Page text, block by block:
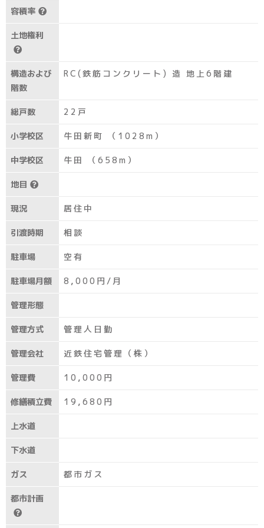
容積率
土地権利
構造および
階数
RC(鉄筋コンクリート) 造 地上6階建
総戸数 22戸
小学校区 牛田新町 （1028m）
中学校区 牛田 （658m）
地目
現況 居住中
引渡時期 相談
駐車場 空有
駐車場月額 8,000円/月
管理形態
管理方式 管理人日勤
管理会社 近鉄住宅管理（株）
管理費 10,000円
修繕積立費 19,680円
上水道
下水道
ガス 都市ガス
都市計画